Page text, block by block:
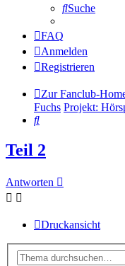
Suche
FAQ
Anmelden
Registrieren
Zur Fanclub-
Fuchs Projekt:
Suche
Teil 2
Antworten
Druckansicht